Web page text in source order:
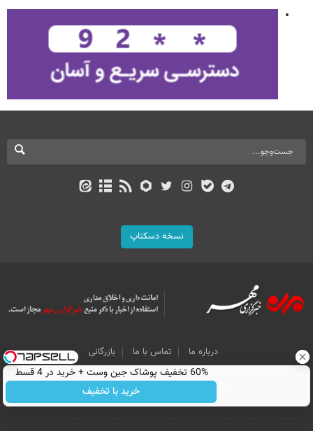
نسخه دسکتاپ
درباره ما تماس با ما
بازرگانی
All Content by Mehr News Agency is licensed under a Creative Commons
Attribution 4.0 International License.
60% تخفیف پوشاک جین وست + خرید در 4 قسط
خرید با تخفیف